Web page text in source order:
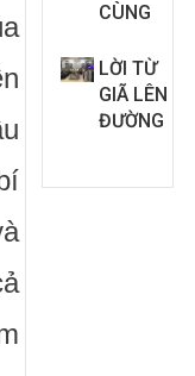
CÙNG
LỜI TỪ
GIÃ LÊN
ĐƯỜNG